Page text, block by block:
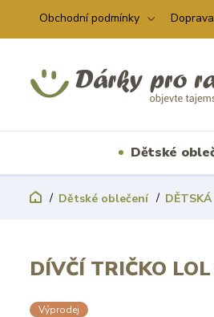
Obchodní podmínky
Dětské
Dětské oblečení
DÍVČÍ TRIČKO
Výprodej